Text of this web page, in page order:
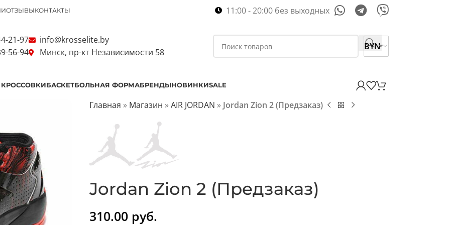
ОТЗЫВЫКОНТАКТЫ 11:00 - 20:00 без выходных
21-97
56-94
info@krosselite.by
Минск, пр-кт Независимости 58
BYN
БАСКЕТБОЛЬНАЯ ФОРМАБРЕНДЫНОВИНКИSALE
Главная » Магазин »AIR JORDAN » Jordan Zion 2 (Предзаказ)
Jordan Zion 2 (Предзаказ)
310.00 руб.